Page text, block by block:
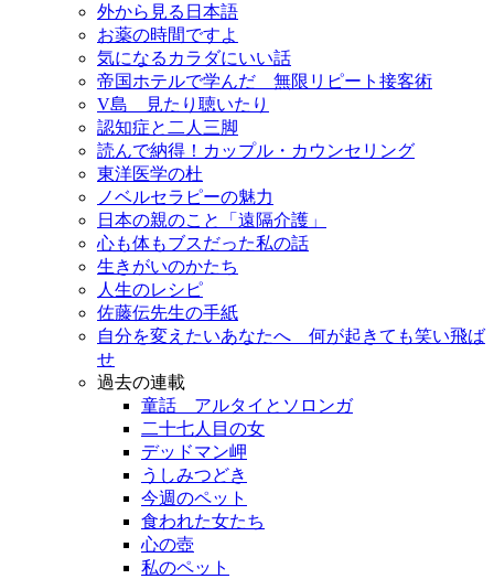
外から見る日本語
お薬の時間ですよ
気になるカラダにいい話
帝国ホテルで学んだ 無限リピート接客術
V島 見たり聴いたり
認知症と二人三脚
読んで納得！カップル・カウンセリング
東洋医学の杜
ノベルセラピーの魅力
日本の親のこと「遠隔介護」
心も体もブスだった私の話
生きがいのかたち
人生のレシピ
佐藤伝先生の手紙
自分を変えたいあなたへ 何が起きても笑い飛ば
せ
過去の連載
童話 アルタイとソロンガ
二十七人目の女
デッドマン岬
うしみつどき
今週のペット
食われた女たち
心の壺
私のペット